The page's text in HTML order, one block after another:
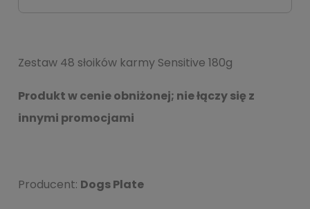
Zestaw 48 słoików karmy Sensitive 180g
Produkt w cenie obniżonej; nie łączy się z
innymi promocjami
Producent: Dogs Plate